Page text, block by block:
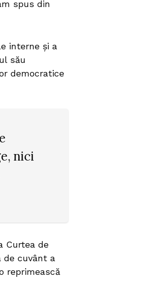
spus din
interne și a
său
democratice
nici
Curtea de
de cuvânt a
reprimească